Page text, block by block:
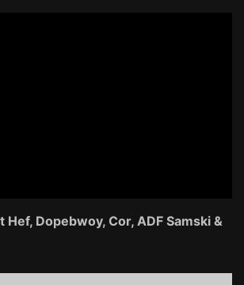
Dopebwoy, Cor, ADF Samski &